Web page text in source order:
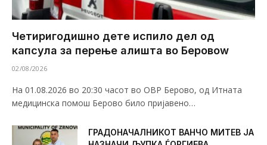
Четиригодишно дете испило дел од
капсула за перење алишта во Беровоw
02/08/2026
На 01.08.2026 во 20:30 часот во ОВР Берово, од Итната
медицинска помош Берово било пријавено…
ГРАДОНАЧАЛНИКОТ ВАНЧО МИТЕВ ЈА